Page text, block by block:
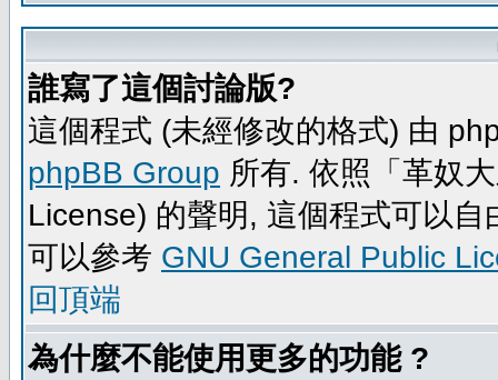
誰寫了這個討論版?
這個程式 (未經修改的格式) 由
phpBB Group 所有. 依照「革奴
License) 的聲明, 這個程式可以
可以參考 GNU General Public
回頂端
為什麼不能使用更多的功能 ?